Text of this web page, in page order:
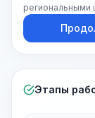
Этапы